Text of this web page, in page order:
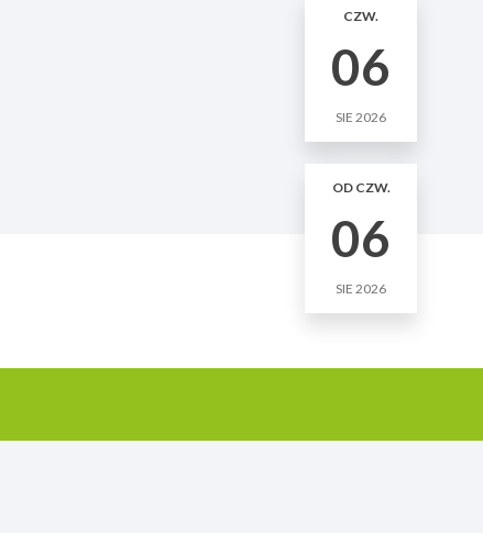
CZW.
06
SIE 2026
OD CZW.
06
SIE 2026